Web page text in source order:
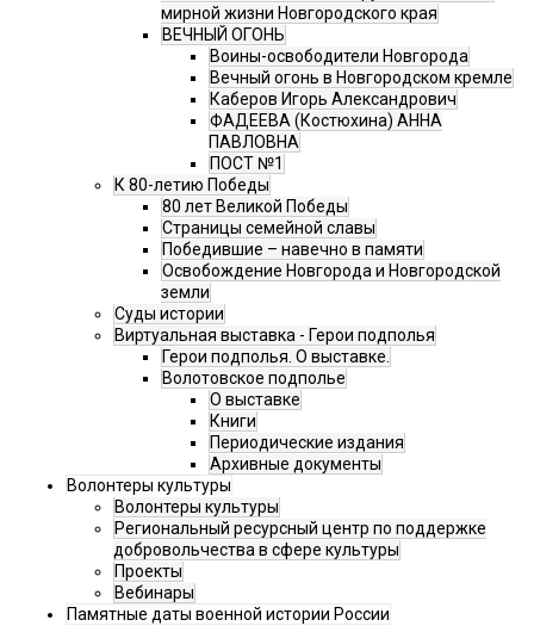
мирной жизни Новгородского края
ВЕЧНЫЙ ОГОНЬ
Воины-освободители Новгорода
Вечный огонь в Новгородском кремле
Каберов Игорь Александрович
ФАДЕЕВА (Костюхина) АННА
ПАВЛОВНА
ПОСТ №1
К 80-летию Победы
80 лет Великой Победы
Страницы семейной славы
Победившие – навечно в памяти
Освобождение Новгорода и Новгородской
земли
Суды истории
Виртуальная выставка - Герои подполья
Герои подполья. О выставке.
Волотовское подполье
О выставке
Книги
Периодические издания
Архивные документы
Волонтеры культуры
Волонтеры культуры
Региональный ресурсный центр по поддержке
добровольчества в сфере культуры
Проекты
Вебинары
Памятные даты военной истории России